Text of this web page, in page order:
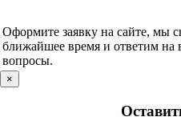
Оформите заявку на сайте, мы
ближайшее время и ответим на
вопросы.
×